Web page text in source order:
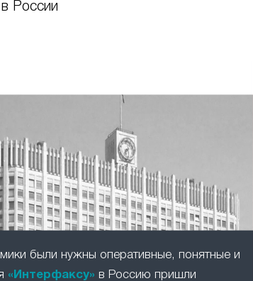
России
были нужны оперативные, понятные и
«Интерфаксу» в Россию пришли